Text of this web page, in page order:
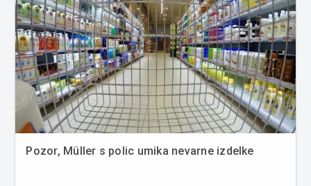
Pozor, Müller s polic umika nevarne izdelke